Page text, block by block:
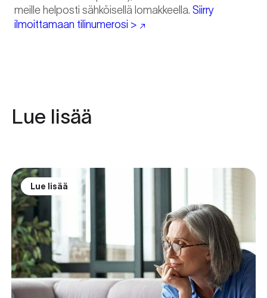
meille helposti sähköisellä lomakkeella. Siirry
ilmoittamaan tilinumerosi >
Lue lisää
Lue lisää